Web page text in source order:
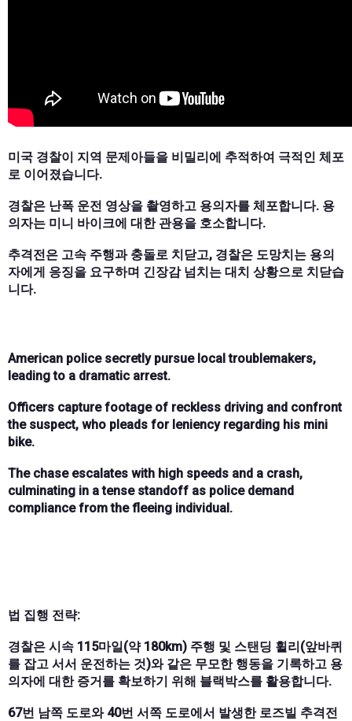
미국 경찰이 지역 문제아들을 비밀리에 추적하여 극적인 체포
로 이어졌습니다.
경찰은 난폭 운전 영상을 촬영하고 용의자를 체포합니다. 용
의자는 미니 바이크에 대한 관용을 호소합니다.
추격전은 고속 주행과 충돌로 치닫고, 경찰은 도망치는 용의
자에게 응징을 요구하며 긴장감 넘치는 대치 상황으로 치닫습
니다.
American police secretly pursue local troublemakers,
leading to a dramatic arrest.
Officers capture footage of reckless driving and confront
the suspect, who pleads for leniency regarding his mini
bike.
The chase escalates with high speeds and a crash,
culminating in a tense standoff as police demand
compliance from the fleeing individual.
법 집행 전략:
경찰은 시속 115마일(약 180km) 주행 및 스탠딩 휠리(앞바퀴
를 잡고 서서 운전하는 것)와 같은 무모한 행동을 기록하고 용
의자에 대한 증거를 확보하기 위해 블랙박스를 활용합니다.
67번 남쪽 도로와 40번 서쪽 도로에서 발생한 로즈빌 추격전